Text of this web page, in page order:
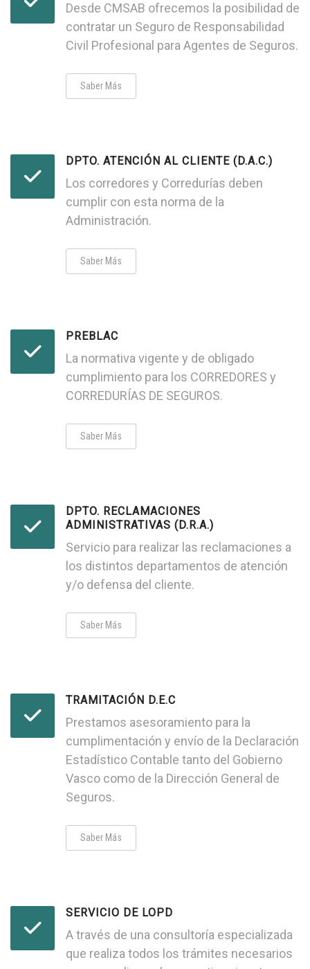
Desde CMSAB ofrecemos la posibilidad de
contratar un Seguro de Responsabilidad
Civil Profesional para Agentes de Seguros.
Saber Más
DPTO. ATENCIÓN AL CLIENTE (D.A.C.)
Los corredores y Corredurías deben
cumplir con esta norma de la
Administración.
Saber Más
PREBLAC
La normativa vigente y de obligado
cumplimiento para los CORREDORES y
CORREDURÍAS DE SEGUROS.
Saber Más
DPTO. RECLAMACIONES
ADMINISTRATIVAS (D.R.A.)
Servicio para realizar las reclamaciones a
los distintos departamentos de atención
y/o defensa del cliente.
Saber Más
TRAMITACIÓN D.E.C
Prestamos asesoramiento para la
cumplimentación y envío de la Declaración
Estadístico Contable tanto del Gobierno
Vasco como de la Dirección General de
Seguros.
Saber Más
SERVICIO DE LOPD
A través de una consultoría especializada
que realiza todos los trámites necesarios